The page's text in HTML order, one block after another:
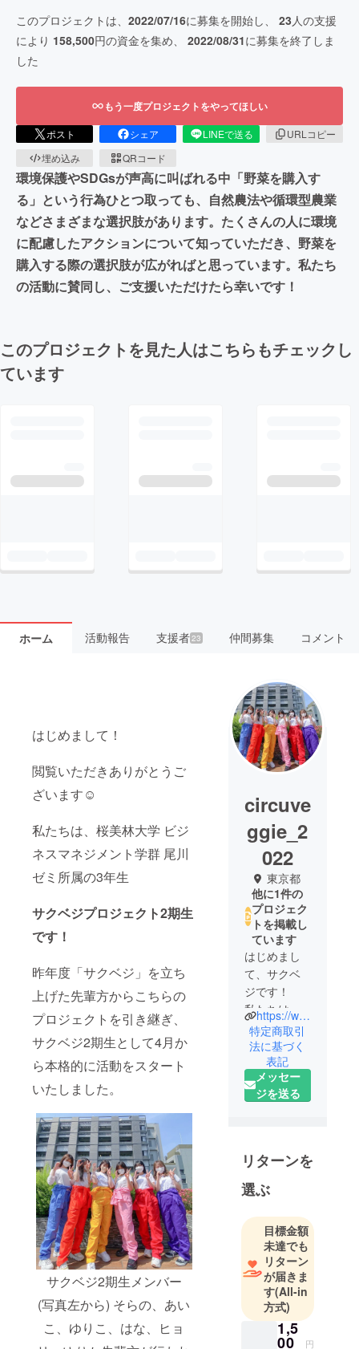
このプロジェクトは、 2022/07/16に募集を開始し、 23 人の支援
により 158,500円の資金を集め、 2022/08/31に募集を終了しま
した
もう一度プロジェクトをやってほしい
ポスト シェア LINEで送る
URLコピー
埋め込み
QRコード
環境保護やSDGsが声高に叫ばれる中「野菜を購入す
る」という行為ひとつ取っても、自然農法や循環型農業
などさまざまな選択肢があります。たくさんの人に環境
に配慮したアクションについて知っていただき、野菜を
購入する際の選択肢が広がればと思っています。私たち
の活動に賛同し、ご支援いただけたら幸いです！
このプロジェクトを見た人はこちらもチェックし
ています
ホーム 活動報告 支援者23 仲間募集 コメント
はじめまして！
閲覧いただきありがとうご
ざいます☺️
私たちは、桜美林大学 ビジ
ネスマネジメント学群 尾川
ゼミ所属の3年生
サクベジプロジェクト2期生
です！
昨年度「サクベジ」を立ち
上げた先輩方からこちらの
プロジェクトを引き継ぎ、
サクベジ2期生として4月か
ら本格的に活動をスタート
いたしました。
サクベジ2期生メンバー
(写真左から) そらの、あい
こ、ゆりこ、はな、ヒョ
circuve
ggie_2
022
東京都
他に1件の
プロジェク
トを掲載し
ています
はじめまし
て、サクベ
ジです！
私たちは東
京の大学に
通う女子大
生6人組で
す。
私たちは現
SDGsに着目
し、絶滅が
危惧されて
京野菜の環
境に優しい
栽培に挑戦
していま
す。江戸東
京野菜は
「固定種」
と呼ばれる
https://www.instagram.com/circu_veggie
特定商取引
法に基づく
表記
メッセー
ジを送る
リターンを
選ぶ
目標金額
未達でも
リターン
が届きま
す(All-in
方式)
1,5
00 円